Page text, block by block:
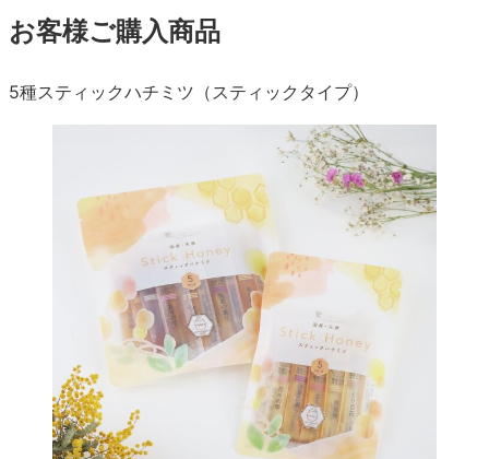
お客様ご購入商品
5種スティックハチミツ（スティックタイプ）